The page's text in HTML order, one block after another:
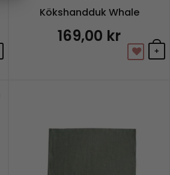
Kökshandduk Whale
169,00 kr
+